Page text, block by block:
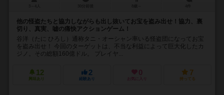
他の怪盗たちと協力しながらも出し抜いてお宝を盗み出せ！協力、裏
切り、真実、嘘の痛快アクションゲーム！
谷洋（たに ひろし）通称タニ・オーシャン率いる怪盗団になってお宝
を盗み出せ！ 今回のターゲットは、不当な利益によって巨大化したカ
ジノ。その総額160億ドル。 プレイヤ...
12
興味あり
2
経験あり
0
お気に入り
7
持ってる